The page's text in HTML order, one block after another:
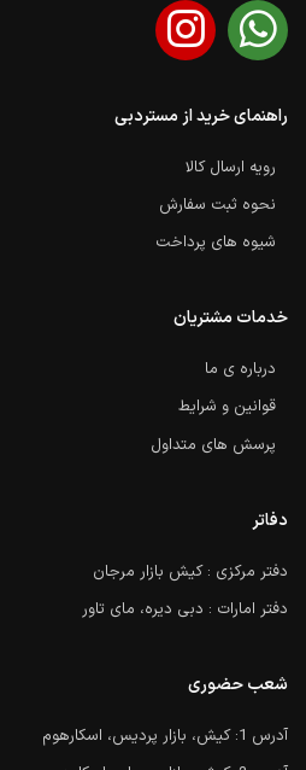
راهنمای خرید از مستردبی
رویه ارسال کالا
نحوه ثبت سفارش
شیوه های پرداخت
خدمات مشتریان
درباره ی ما
قوانین و شرایط
پرسش های متداول
دفاتر
دفتر مرکزی : کیش بازار مرجان
دفتر امارات : دبی دیره، مای تاور
شعب حضوری
آدرس 1: کیش، بازار پردیس، اسکارهوم